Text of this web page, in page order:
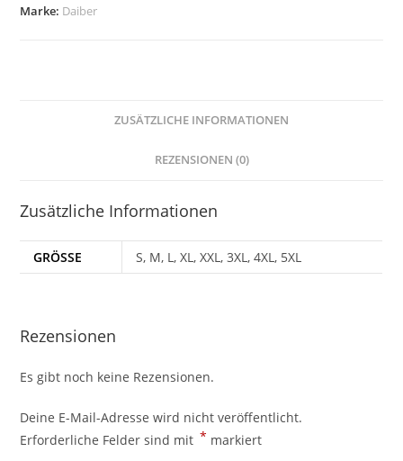
RCW
Marke: Daiber
ZUSÄTZLICHE INFORMATIONEN
REZENSIONEN (0)
Zusätzliche Informationen
GRÖSSE S, M, L, XL, XXL, 3XL, 4XL, 5XL
Rezensionen
Es gibt noch keine Rezensionen.
Deine E-Mail-Adresse wird nicht veröffentlicht.
Erforderliche Felder sind mit * markiert